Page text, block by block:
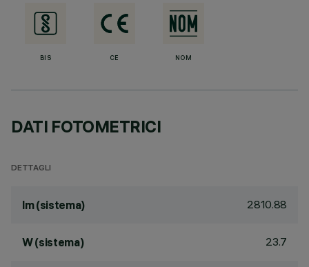
BIS CE NOM
DATI FOTOMETRICI
DETTAGLI
lm (sistema) 2810.88
W (sistema) 23.7